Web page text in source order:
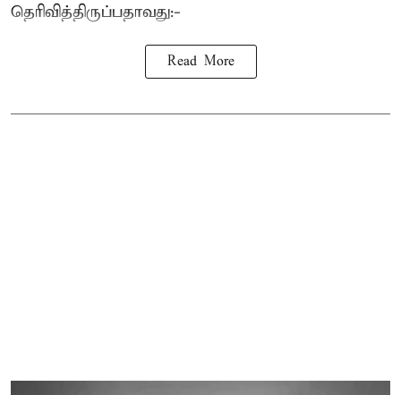
தெரிவித்திருப்பதாவது:-
Read More